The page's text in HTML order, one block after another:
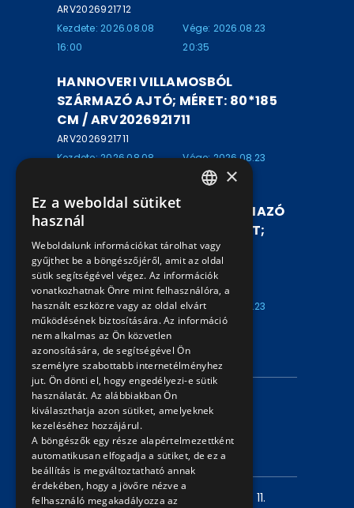
ARV2026921712
Kezdete: 2026.08.08
16:00
Vége: 2026.08.23
20:35
HANNOVERI VILLAMOSBÓL
SZÁRMAZÓ AJTÓ; MÉRET: 80*185
CM / ARV2026921711
ARV2026921711
Kezdete: 2026.08.08
Vége: 2026.08.23
20:30
KOCSISZÍN UDVARRÓL SZÁRMAZÓ
BÚRA NÉLKÜLI ALU LÁMPATEST;
MÉRET: 70*30*20 CM /
ARV2026921710
ARV2026921710
Kezdete: 2026.08.08
16:00
Vége: 2026.08.23
20:25
INFORMÁCIÓK
Adatvédelmi nyilatkozat
Árverési információk
ELÉRHETŐSÉG
Levelezési cím:1980 Budapest, Pf. 11.
×
Ez a weboldal sütiket
használ
Weboldalunk információkat tárolhat vagy
gyűjthet be a böngészőjéről, amit az oldal
sütik segítségével végez. Az információk
vonatkozhatnak Önre mint felhasználóra, a
használt eszközre vagy az oldal elvárt
működésének biztosítására. Az információ
nem alkalmas az Ön közvetlen
azonosítására, de segítségével Ön
személyre szabottabb internetélményhez
jut. Ön dönti el, hogy engedélyezi-e sütik
használatát. Az alábbiakban Ön
kiválaszthatja azon sütiket, amelyeknek
kezeléséhez hozzájárul.
A böngészők egy része alapértelmezettként
automatikusan elfogadja a sütiket, de ez a
beállítás is megváltoztatható annak
érdekében, hogy a jövőre nézve a
felhasználó megakadályozza az